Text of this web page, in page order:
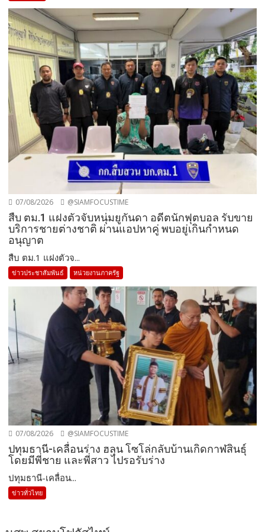
07/08/2026 @SIAMFOCUSTIME
สืบ ตม.1 แฝงตัวจับหนุ่มยูกันดา อดีตนักฟุตบอล รับขาย
บริการชายต่างชาติ ผ่านแอปหาคู่ พบอยู่เกินกำหนด
อนุญาต
สืบ ตม.1 แฝงตัวจ...
ข่าวประชาสัมพันธ์ หน่วยงานภาครัฐ
07/08/2026 @SIAMFOCUSTIME
ปทุมธานี-เคลื่อนร่าง ฮลุน โซโล่กลับบ้านเกิดกาฬสินธุ์
โดยมีพี่ชาย และพี่สาว ไปรอรับร่าง
ปทุมธานี-เคลื่อน...
ข่าวทั่วไทย